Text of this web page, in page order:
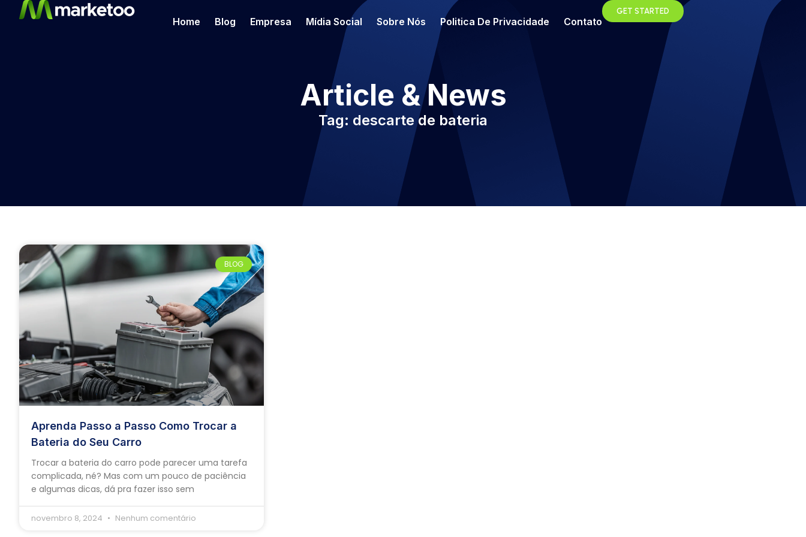
Home Blog Empresa Mídia Social Sobre Nós Politica De Privacidade Contato
GET STARTED
Article & News
Tag: descarte de bateria
BLOG
Aprenda Passo a Passo Como Trocar a
Bateria do Seu Carro
Trocar a bateria do carro pode parecer uma tarefa
complicada, né? Mas com um pouco de paciência
e algumas dicas, dá pra fazer isso sem
novembro 8, 2024 Nenhum comentário